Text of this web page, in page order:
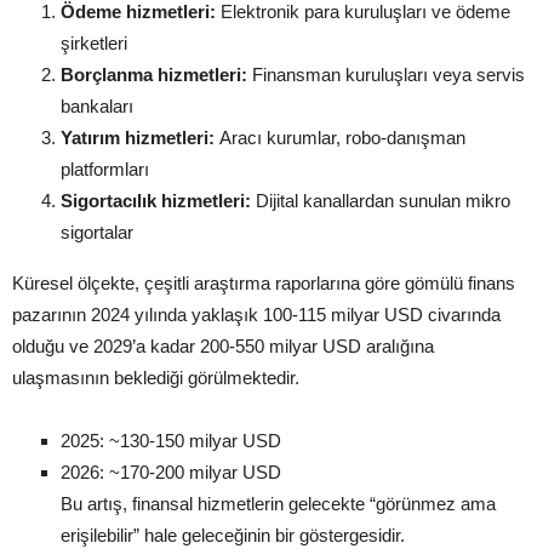
Ödeme hizmetleri: Elektronik para kuruluşları ve ödeme
şirketleri
Borçlanma hizmetleri: Finansman kuruluşları veya servis
bankaları
Yatırım hizmetleri: Aracı kurumlar, robo-danışman
platformları
Sigortacılık hizmetleri: Dijital kanallardan sunulan mikro
sigortalar
Küresel ölçekte, çeşitli araştırma raporlarına göre gömülü finans
pazarının 2024 yılında yaklaşık 100-115 milyar USD civarında
olduğu ve 2029’a kadar 200-550 milyar USD aralığına
ulaşmasının beklediği görülmektedir.
2025: ~130-150 milyar USD
2026: ~170-200 milyar USD
Bu artış, finansal hizmetlerin gelecekte “görünmez ama
erişilebilir” hale geleceğinin bir göstergesidir.